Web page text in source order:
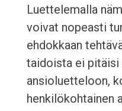
Luettelemalla
voivat nopeasti
ehdokkaan
taidoista ei pitäisi
ansioluetteloon,
henkilökohtainen